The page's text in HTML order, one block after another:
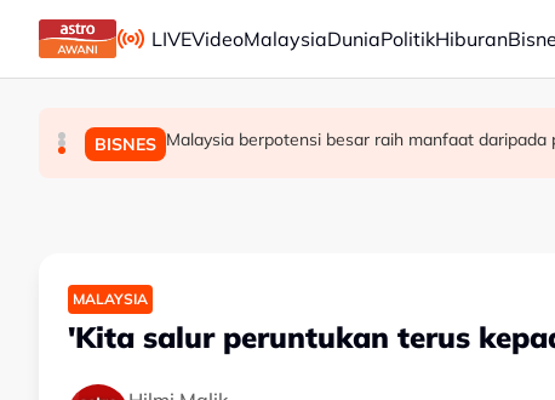
Skip to main content
LIVEVideoMalaysiaDuniaPolitikHiburan
MALAYSIA Jenazah Tun Mohamed Eusoff Chin selamat
MALAYSIA Perlindungan pemberi maklumat perlu
BISNES Malaysia berpotensi besar raih manfaat
MALAYSIA
'Kita salur peruntukan terus